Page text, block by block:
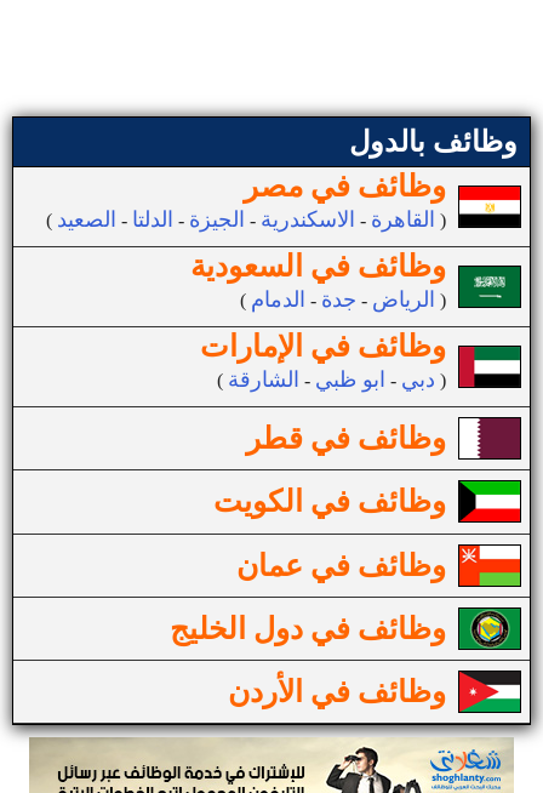
وظائف بالدول
وظائف في مصر
( القاهرة - الاسكندرية - الجيزة - الدلتا - الصعيد )
وظائف في السعودية
( الرياض - جدة - الدمام )
وظائف في الإمارات
( دبي - ابو ظبي - الشارقة )
وظائف في قطر
وظائف في الكويت
وظائف في عمان
وظائف في دول الخليج
وظائف في الأردن